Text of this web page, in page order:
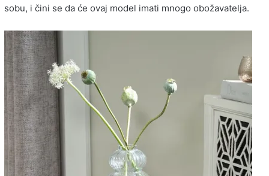
sobu, i čini se da će ovaj model imati mnogo obožavatelja.